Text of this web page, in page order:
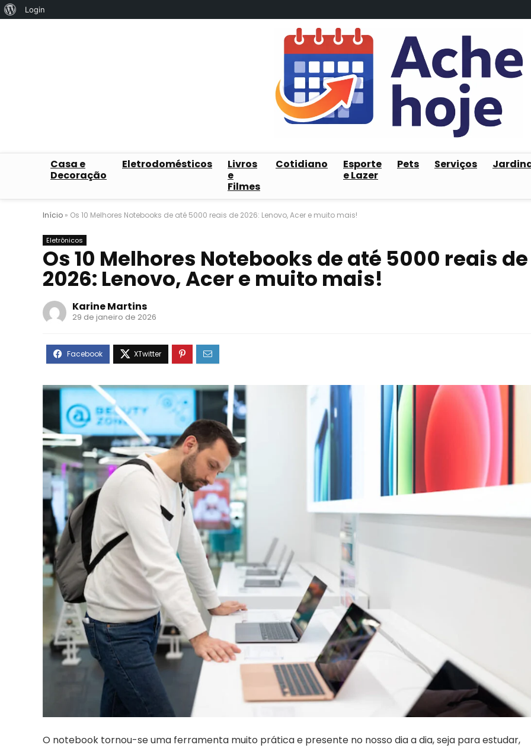
Sobre
Login
Casa e
Decoração
Eletrodomésticos
Livros
e
Filmes
Cotidiano
Esporte
e Lazer
Pets Serviços
Início » Os 10 Melhores Notebooks de até 5000 reais de 2026: Lenovo, Acer e muito mais!
Eletrônicos
Os 10 Melhores Notebooks de até 5000 reais de
2026: Lenovo, Acer e muito mais!
Karine Martins
29 de janeiro de 2026
O notebook tornou-se uma ferramenta muito prática e presente no nosso dia a dia, seja para estudar,